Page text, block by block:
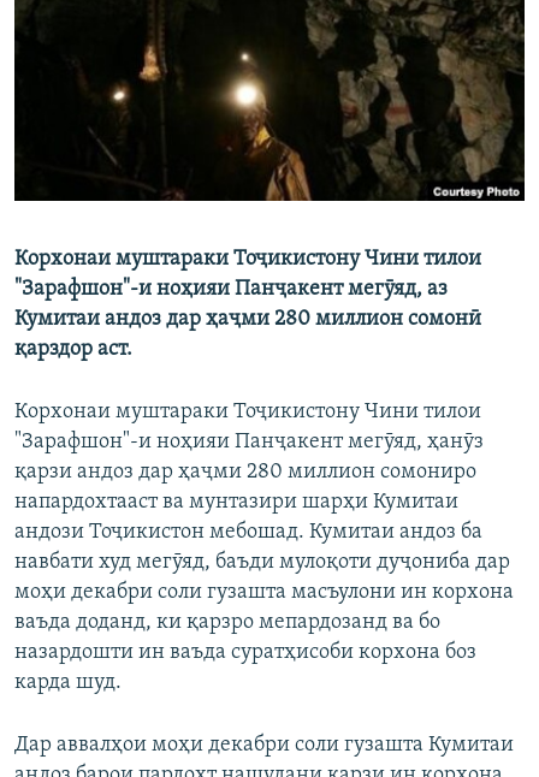
ПАЙГИРӢ КУНЕД
Ҳамаи сомонаҳои RFE/RL
Корхонаи муштараки Тоҷикистону Чини тилои
"Зарафшон"-и ноҳияи Панҷакент мегӯяд, аз
Кумитаи андоз дар ҳаҷми 280 миллион сомонӣ
қарздор аст.
Корхонаи муштараки Тоҷикистону Чини тилои
"Зарафшон"-и ноҳияи Панҷакент мегӯяд, ҳанӯз
қарзи андоз дар ҳаҷми 280 миллион сомониро
напардохтааст ва мунтазири шарҳи Кумитаи
андози Тоҷикистон мебошад. Кумитаи андоз ба
навбати худ мегӯяд, баъди мулоқоти дуҷониба дар
моҳи декабри соли гузашта масъулони ин корхона
ваъда доданд, ки қарзро мепардозанд ва бо
назардошти ин ваъда суратҳисоби корхона боз
карда шуд.
Дар аввалҳои моҳи декабри соли гузашта Кумитаи